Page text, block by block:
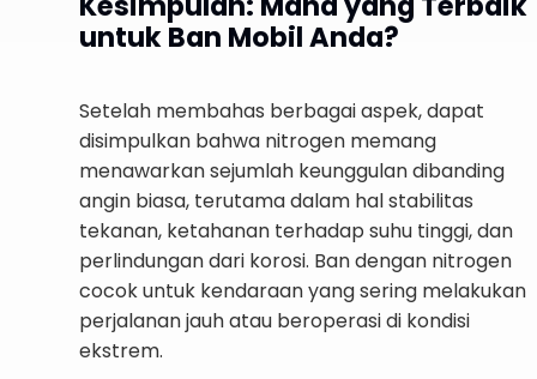
untuk Ban Mobil Anda?
Setelah membahas berbagai aspek, dapat
disimpulkan bahwa nitrogen memang
menawarkan sejumlah keunggulan dibanding
angin biasa, terutama dalam hal stabilitas
tekanan, ketahanan terhadap suhu tinggi, dan
perlindungan dari korosi. Ban dengan nitrogen
cocok untuk kendaraan yang sering melakukan
perjalanan jauh atau beroperasi di kondisi
ekstrem.